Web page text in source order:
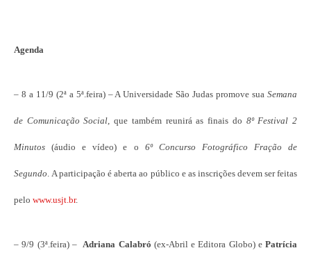
Agenda
– 8 a 11/9 (2ª a 5ª.feira) – A Universidade São Judas promove sua Semana
de Comunicação Social , que também reunirá as finais do 8º Festival 2
Minutos (áudio e vídeo) e o 6º Concurso Fotográfico Fração de
Segundo . A participação é aberta ao público e as inscrições devem ser feitas
pelo www.usjt.br.
– 9/9 (3ª.feira) – Adriana Calabró (ex-Abril e Editora Globo) e Patrícia